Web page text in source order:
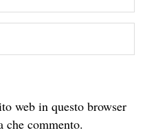
web in questo browser
che commento.